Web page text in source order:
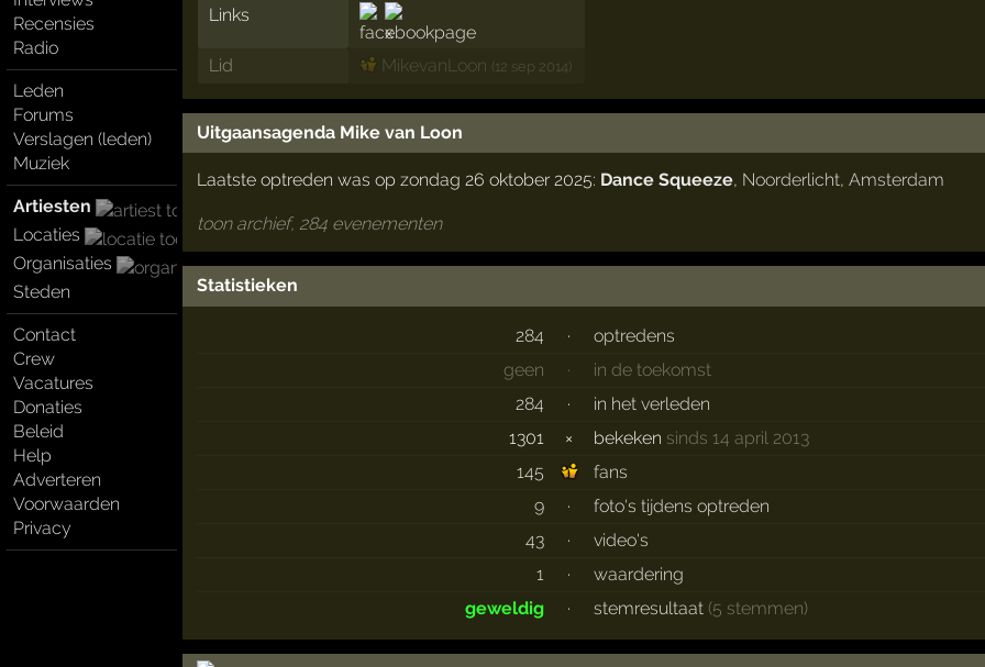
Recensies
Radio
Leden
Forums
Verslagen (leden)
Muziek
Artiesten
Locaties
Organisaties
Steden
Contact
Crew
Vacatures
Donaties
Beleid
Help
Adverteren
Voorwaarden
Privacy
Links
Lid MikevanLoon (12 sep 2014)
Uitgaansagenda Mike van Loon
Laatste optreden was op zondag 26 oktober 2025: Dance Squeeze, Noorderlicht, Amsterdam
toon archief, 284 evenementen
Statistieken
284 ·
optredens
geen
·
in de toekomst
284
·
in het verleden
1301
× bekeken sinds 14 april 2013
145
fans
9
·
foto's tijdens optreden
43
·
video's
1
·
waardering
geweldig
· stemresultaat (5 stemmen)